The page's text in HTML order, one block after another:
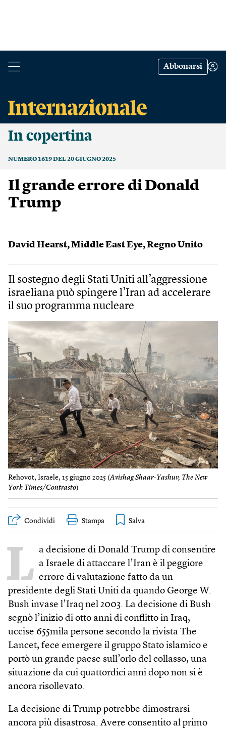
Abbonarsi
In copertina
NUMERO 1619 DEL 20 GIUGNO 2025
Il grande errore di Donald
Trump
David Hearst,Middle East Eye,Regno Unito
Il sostegno degli Stati Uniti all’aggressione
israeliana può spingere l’Iran ad accelerare
il suo programma nucleare
Rehovot, Israele, 15 giugno 2025 (Avishag Shaar-Yashuv, The New
York Times/Contrasto)
Condividi Stampa
L a decisione di Donald Trump di consentire
a Israele di attaccare l’Iran è il peggiore
errore di valutazione fatto da un
presidente degli Stati Uniti da quando George W.
Bush invase l’Iraq nel 2003. La decisione di Bush
segnò l’inizio di otto anni di conflitto in Iraq,
uccise 655mila persone secondo la rivista The
Lancet, fece emergere il gruppo Stato islamico e
portò un grande paese sull’orlo del collasso, una
situazione da cui quattordici anni dopo non si è
ancora risollevato.
La decisione di Trump potrebbe dimostrarsi
ancora più disastrosa. Avere consentito al primo